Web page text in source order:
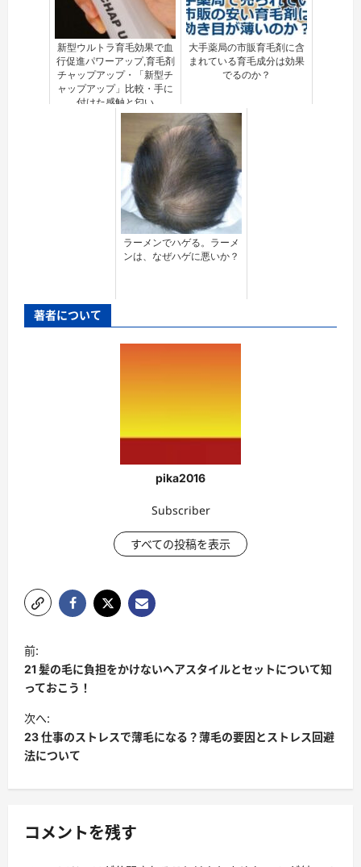
新型ウルトラ育毛効果で血
行促進パワーアップ,育毛剤
チャップアップ・「新型チ
ャップアップ」比較・手に
付けた感触と匂い
大手薬局の市販育毛剤に含
まれている育毛成分は効果
でるのか？
ラーメンでハゲる。ラーメ
ンは、なぜハゲに悪いか？
著者について
pika2016
Subscriber
すべての投稿を表示
ポ
ス
ト
ナ
ビ
ゲ
ー
ョ
前:
21 髪の毛に負担をかけないヘアスタイルとセットについて知
っておこう！
次へ:
23 仕事のストレスで薄毛になる？薄毛の要因とストレス回避
法について
コメントを残す